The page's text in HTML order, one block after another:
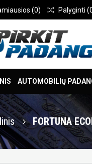
(0) Palyginti (
AUTOMOBILIŲ
FORTUNA